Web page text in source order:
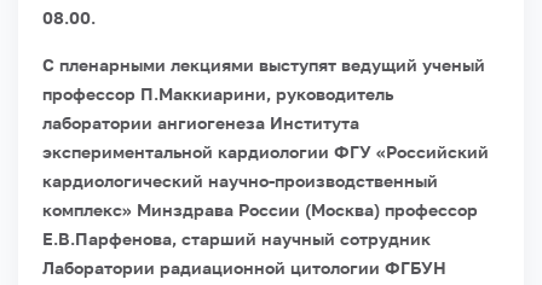
08.00.
С пленарными лекциями выступят ведущий ученый
профессор П.Маккиарини, руководитель
лаборатории ангиогенеза Института
экспериментальной кардиологии ФГУ «Российский
кардиологический научно-производственный
комплекс» Минздрава России (Москва) профессор
Е.В.Парфенова, старший научный сотрудник
Лаборатории радиационной цитологии ФГБУН